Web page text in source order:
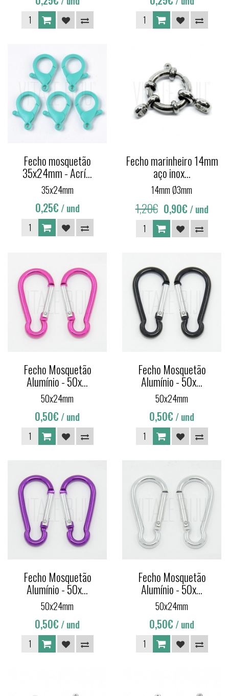
Fecho mosquetão
35x24mm - Acrí...
35x24mm
0,25€ / und
Fecho marinheiro 14mm
aço inox...
14mm Ø3mm
1,20€ 0,90€ / und
Fecho Mosquetão
Alumínio - 50x...
50x24mm
0,50€ / und
Fecho Mosquetão
Alumínio - 50x...
50x24mm
0,50€ / und
Fecho Mosquetão
Alumínio - 50x...
50x24mm
0,50€ / und
Fecho Mosquetão
Alumínio - 50x...
50x24mm
0,50€ / und